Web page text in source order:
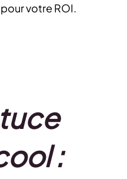
votre ROI.
: